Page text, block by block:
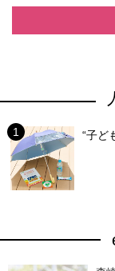
“子ど